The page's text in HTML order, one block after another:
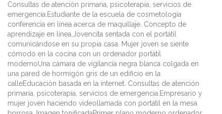
Consultas de atención primaria, psicoterapia, servicios de
emergencia.Estudiante de la escuela de cosmetología
conferencia en línea acerca de maquillaje. Concepto de
aprendizaje en línea.Jovencita sentada con el portátil
comunicándose en su propia casa. Mujer joven se siente
cómodo en la cocina con un ordenador portátil
modernoUna cámara de vigilancia negra blanca colgada en
una pared de hormigón gris de un edificio en la
calleEducación basada en la internet. Consultas de atención
primaria, psicoterapia, servicios de emergencia.Empresario y
mujer joven haciendo videollamada con portátil en la mesa